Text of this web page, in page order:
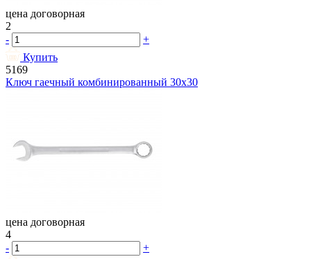
цена договорная
2
-
+
Купить
5169
Ключ гаечный комбинированный 30х30
цена договорная
4
-
+